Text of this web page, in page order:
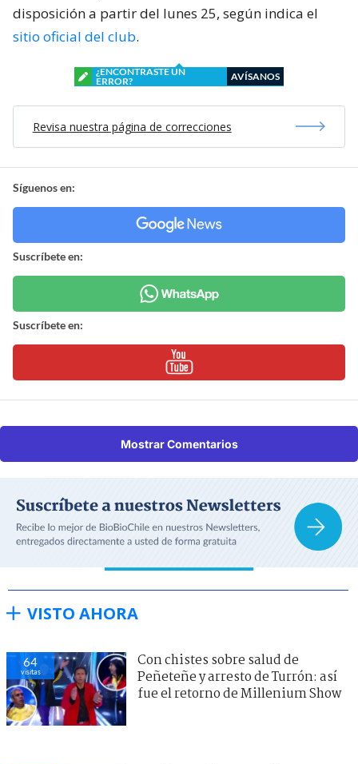
disposición a partir del lunes 25, según indica el
sitio oficial del club.
¿ENCONTRASTE UN
ERROR?
AVÍSANOS
Revisa nuestra página de correcciones
Síguenos en:
Suscríbete en:
Suscríbete en:
Mostrar Comentarios
VISTO AHORA
64
visitas
Con chistes sobre salud de
Peñeteñe y arresto de Turrón: así
fue el retorno de Millenium Show